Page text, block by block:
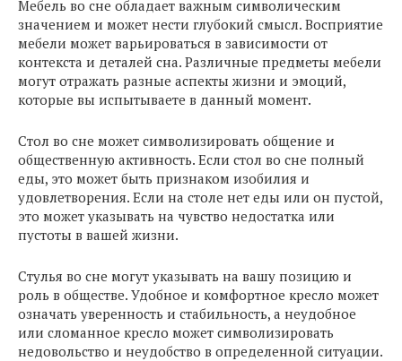
Мебель во сне обладает важным символическим
значением и может нести глубокий смысл. Восприятие
мебели может варьироваться в зависимости от
контекста и деталей сна. Различные предметы мебели
могут отражать разные аспекты жизни и эмоций,
которые вы испытываете в данный момент.
Стол во сне может символизировать общение и
общественную активность. Если стол во сне полный
еды, это может быть признаком изобилия и
удовлетворения. Если на столе нет еды или он пустой,
это может указывать на чувство недостатка или
пустоты в вашей жизни.
Стулья во сне могут указывать на вашу позицию и
роль в обществе. Удобное и комфортное кресло может
означать уверенность и стабильность, а неудобное
или сломанное кресло может символизировать
недовольство и неудобство в определенной ситуации.